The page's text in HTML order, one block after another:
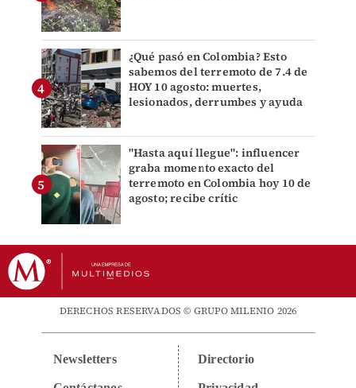
¿Qué pasó en Colombia? Esto
sabemos del terremoto de 7.4 de
HOY 10 agosto: muertes,
lesionados, derrumbes y ayuda
"Hasta aquí llegue": influencer
graba momento exacto del
terremoto en Colombia hoy 10 de
agosto; recibe crític
DERECHOS RESERVADOS © GRUPO MILENIO 2026
Newsletters Directorio